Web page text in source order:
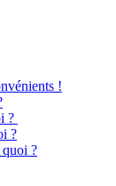
!
?
?
quoi ?